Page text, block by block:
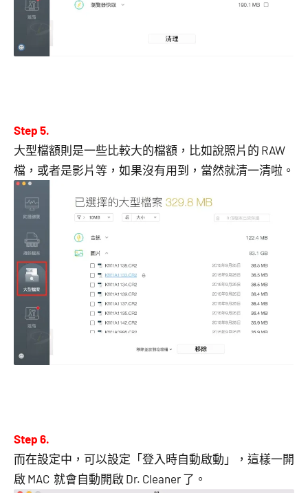
Step 5.
大型檔額則是一些比較大的檔額，比如說照片的 RAW
檔，或者是影片等，如果沒有用到，當然就清一清啦。
Step 6.
而在設定中，可以設定「登入時自動啟動」，這樣一開
啟 MAC 就會自動開啟 Dr. Cleaner 了。